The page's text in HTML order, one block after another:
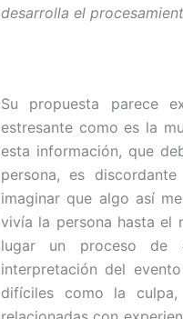
desarrolla el
Su propuesta parece
estresante como es la
esta información, que
persona, es
imaginar que algo así
vivía la persona hasta el
lugar un proceso de
interpretación del
difíciles como la